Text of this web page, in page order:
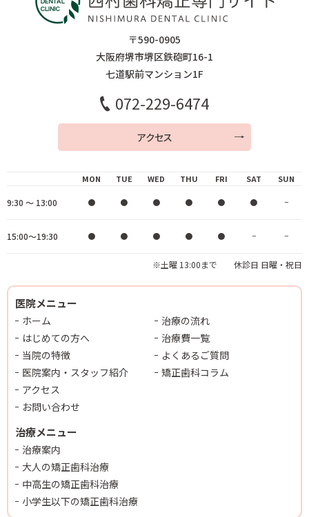
〒590-0905
大阪府堺市堺区鉄砲町16-1
七道駅前マンション1F
072-229-6474
アクセス
MON TUE WED THU FRI SAT SUN
※土曜 13:00まで 休診日 日曜・祝日
9:30 ～ 13:00 ● ● ● ● ● ● −
15:00～19:30 ● ● ● ● ● − −
医院メニュー
ホーム
はじめての方へ
当院の特徴
医院案内・スタッフ紹介
治療の流れ
治療費一覧
よくあるご質問
矯正歯科コラム
アクセス
お問い合わせ
治療メニュー
治療案内
大人の矯正歯科治療
中高生の矯正歯科治療
小学生以下の矯正歯科治療